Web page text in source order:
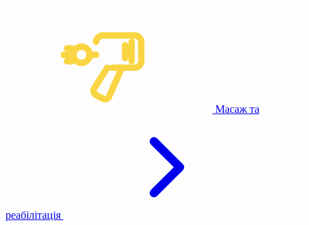
Масаж та
реабілітація